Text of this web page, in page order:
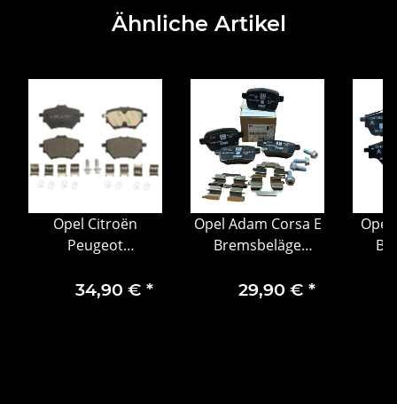
Ähnliche Artikel
Opel Citroën
Peugeot
hinten 1636413980
34,90 € *
Opel Adam Corsa E
Bremsbeläge
hinten 95517078
29,90 € *
Opel